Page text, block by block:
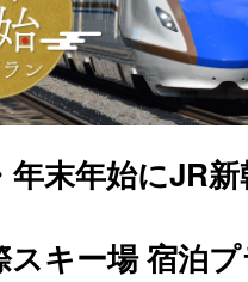
年末年始にJR
スキー場 宿泊